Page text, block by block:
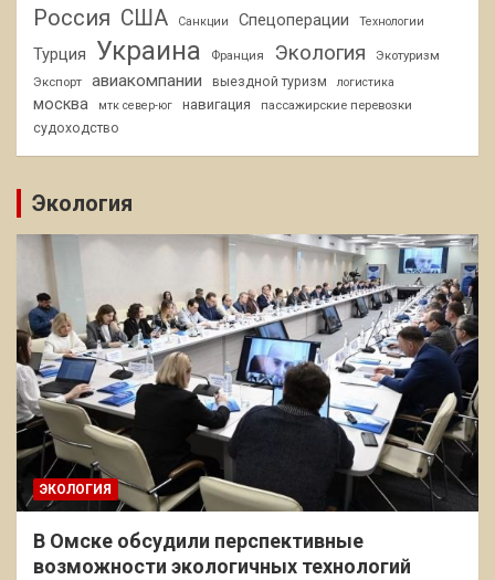
Россия США Санкции Спецоперации Технологии
Турция Украина Франция Экология
Экотуризм
Экспорт
авиакомпании выездной туризм логистика
москва мтк север-юг навигация
пассажирские перевозки
судоходство
Экология
ЭКОЛОГИЯ
В Омске обсудили перспективные
возможности экологичных технологий